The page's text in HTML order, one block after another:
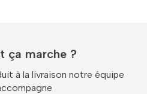
ça marche ?
à la livraison notre équipe